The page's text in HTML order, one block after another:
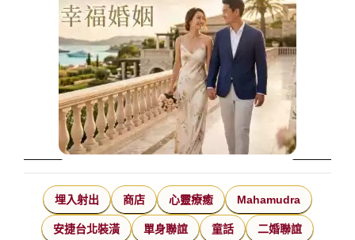
埋入射出 商店 心靈療癒 Mahamudra
安捷台北裝潢 單身聯誼 童話 二婚聯誼